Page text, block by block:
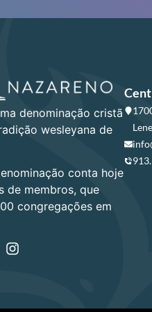
denominação cristã
wesleyana de
conta hoje
de membros, que
congregações em